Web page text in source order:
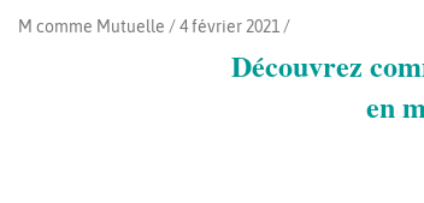
M comme Mutuelle / 4 février 2021 /
Découvrez
en